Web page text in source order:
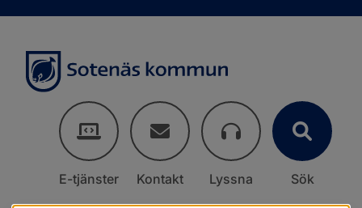
E-tjänster Kontakt Lyssna Sök